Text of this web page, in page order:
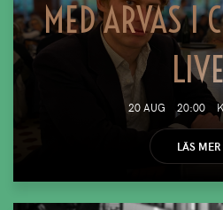
MED ARVAS I
LIVE
20 AUG 20:00
LÄS MER